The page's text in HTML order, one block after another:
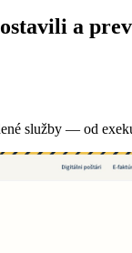
a
služby — od